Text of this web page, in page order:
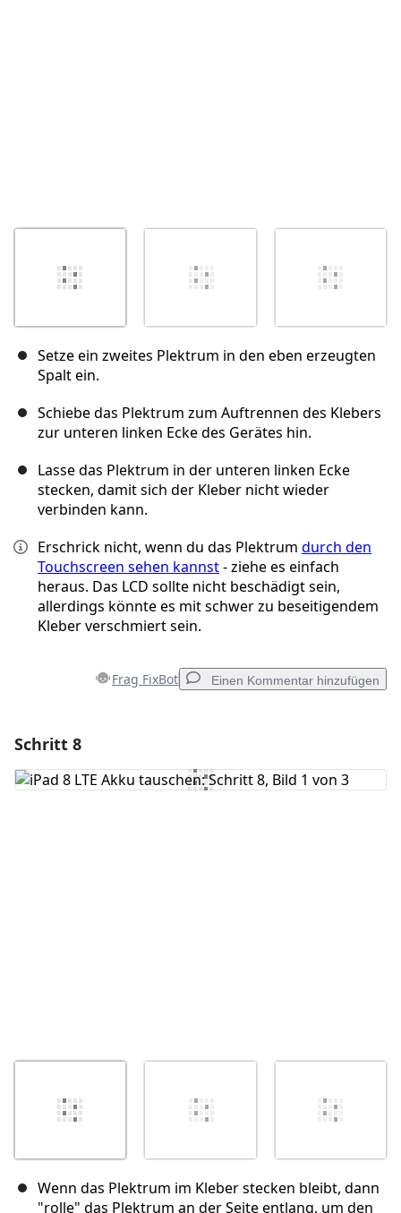
Setze ein zweites Plektrum in den eben erzeugten
Spalt ein.
Schiebe das Plektrum zum Auftrennen des Klebers
zur unteren linken Ecke des Gerätes hin.
Lasse das Plektrum in der unteren linken Ecke
stecken, damit sich der Kleber nicht wieder
verbinden kann.
Erschrick nicht, wenn du das Plektrum durch den
Touchscreen sehen kannst- ziehe es einfach
heraus. Das LCD sollte nicht beschädigt sein,
allerdings könnte es mit schwer zu beseitigendem
Kleber verschmiert sein.
Frag FixBot Einen Kommentar hinzufügen
Kommentar hinzufügen
Schritt 8
Wenn das Plektrum im Kleber stecken bleibt, dann
"rolle" das Plektrum an der Seite entlang, um den